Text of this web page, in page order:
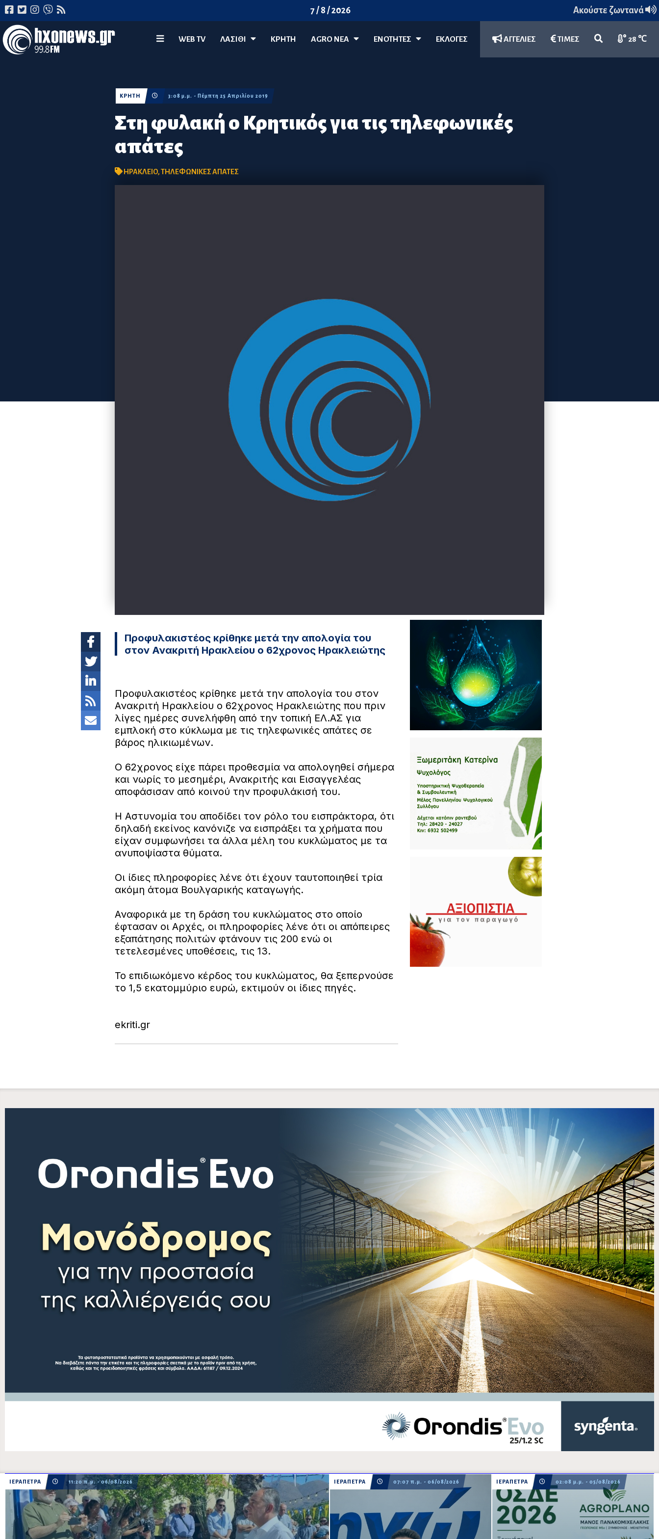
7 / 8 / 2026 Ακούστε ζωντανά
WEB TV ΛΑΣΊΘΙ ΚΡΗΤΗ AGRO ΝΈΑ ΕΝΟΤΗΤΕΣ ΕΚΛΟΓΕΣ ΑΓΓΕΛΙΕΣ ΤΙΜΕΣ 28 ℃
Στη φυλακή ο Κρητικός για τις τηλεφωνικές
απάτες
ΚΡΗΤΗ 3:08 μ.μ. - Πέμπτη 25 Απριλίου 2019
ΗΡΑΚΛΕΙΟ,ΤΗΛΕΦΩΝΙΚΕΣ ΑΠΑΤΕΣ
Προφυλακιστέος κρίθηκε μετά την απολογία του
στον Ανακριτή Ηρακλείου ο 62χρονος Ηρακλειώτης
Προφυλακιστέος κρίθηκε μετά την απολογία του στον
Ανακριτή Ηρακλείου ο 62χρονος Ηρακλειώτης που πριν
λίγες ημέρες συνελήφθη από την τοπική ΕΛ.ΑΣ για
εμπλοκή στο κύκλωμα με τις τηλεφωνικές απάτες σε
βάρος ηλικιωμένων.
Ο 62χρονος είχε πάρει προθεσμία να απολογηθεί σήμερα
και νωρίς το μεσημέρι, Ανακριτής και Εισαγγελέας
αποφάσισαν από κοινού την προφυλάκισή του.
Η Αστυνομία του αποδίδει τον ρόλο του εισπράκτορα, ότι
δηλαδή εκείνος κανόνιζε να εισπράξει τα χρήματα που
είχαν συμφωνήσει τα άλλα μέλη του κυκλώματος με τα
ανυποψίαστα θύματα.
Οι ίδιες πληροφορίες λένε ότι έχουν ταυτοποιηθεί τρία
ακόμη άτομα Βουλγαρικής καταγωγής.
Αναφορικά με τη δράση του κυκλώματος στο οποίο
έφτασαν οι Αρχές, οι πληροφορίες λένε ότι οι απόπειρες
εξαπάτησης πολιτών φτάνουν τις 200 ενώ οι
τετελεσμένες υποθέσεις, τις 13.
Το επιδιωκόμενο κέρδος του κυκλώματος, θα ξεπερνούσε
το 1,5 εκατομμύριο ευρώ, εκτιμούν οι ίδιες πηγές.
ekriti.gr
ΙΕΡΑΠΕΤΡΑ 11:20 π.μ. - 06/08/2026 ΙΕΡΑΠΕΤΡΑ 07:07 π.μ. - 06/08/2026 ΙΕΡΑΠΕΤΡΑ 02:08 μ.μ. - 05/08/2026